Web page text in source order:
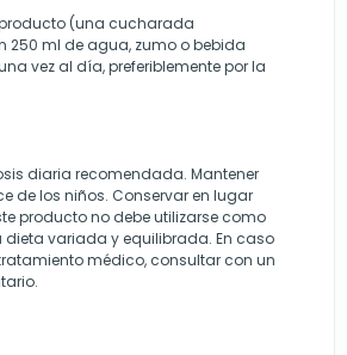
producto (una cucharada
250 ml de agua, zumo o bebida
vez al día, preferiblemente por la
diaria recomendada. Mantener
de los niños. Conservar en lugar
producto no debe utilizarse como
dieta variada y equilibrada. En caso
médico, consultar con un